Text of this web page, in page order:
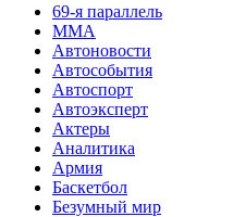
69-я параллель
MMA
Автоновости
Автособытия
Автоспорт
Автоэксперт
Актеры
Аналитика
Армия
Баскетбол
Безумный мир